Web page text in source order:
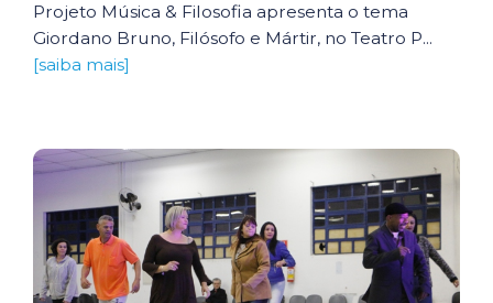
Projeto Música & Filosofia apresenta o tema
Giordano Bruno, Filósofo e Mártir, no Teatro P...
[saiba mais]